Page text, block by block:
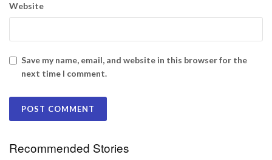
Website
Save my name, email, and website in this browser for the
next time I comment.
Recommended Stories